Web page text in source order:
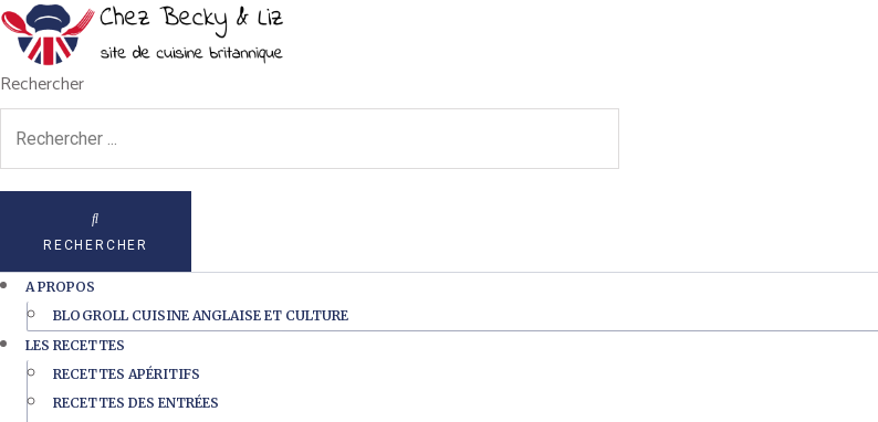
Rechercher
RECHERCHER
A PROPOS
BLOGROLL CUISINE ANGLAISE ET CULTURE
LES RECETTES
RECETTES APÉRITIFS
RECETTES DES ENTRÉES